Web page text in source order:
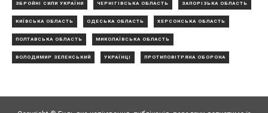
ЗБРОЙНІ СИЛИ УКРАЇНИ ЧЕРНІГІВСЬКА ОБЛАСТЬ ЗАПОРІЗЬКА ОБЛАСТЬ
КИЇВСЬКА ОБЛАСТЬ ОДЕСЬКА ОБЛАСТЬ ХЕРСОНСЬКА ОБЛАСТЬ
ПОЛТАВСЬКА ОБЛАСТЬ МИКОЛАЇВСЬКА ОБЛАСТЬ
ВОЛОДИМИР ЗЕЛЕНСЬКИЙ УКРАЇНЦІ ПРОТИПОВІТРЯНА ОБОРОНА